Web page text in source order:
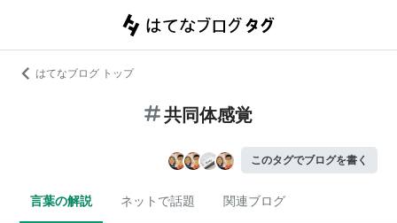
はてなブログ トップ
共同体感覚
このタグでブログを書く
言葉の解説 ネットで話題 関連ブログ